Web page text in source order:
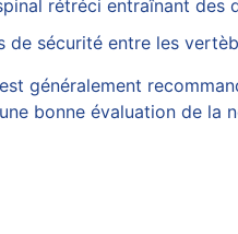
rétréci entraînant des
de sécurité entre les
généralement
bonne évaluation de la